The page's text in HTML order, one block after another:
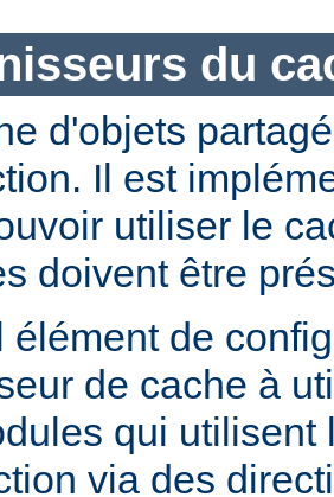
du
d'objets
Il est
utiliser le
doivent être
élément de
de cache à
qui
via des